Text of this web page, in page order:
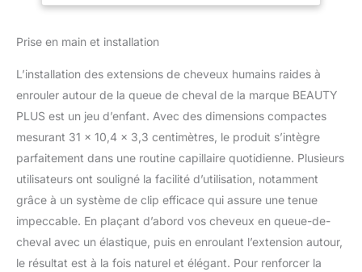
jusqu'à 12 mois ou plus
lissés, bouclés comme
vos propres cheveux
Épaisseur bien conçue,
de haut en bas, fabriqué
avec des cheveux
humains Remy de qualité
supérieure Il est
recommandé de prendre
fois par semaine ou une
quinzaine de jours car il
n'y a pas de nutrition
Prise en main et installation
L’installation des extensions de cheveux humains raides à
enrouler autour de la queue de cheval de la marque BEAUTY
PLUS est un jeu d’enfant. Avec des dimensions compactes
mesurant 31 x 10,4 x 3,3 centimètres, le produit s’intègre
parfaitement dans une routine capillaire quotidienne. Plusieurs
utilisateurs ont souligné la facilité d’utilisation, notamment
grâce à un système de clip efficace qui assure une tenue
impeccable. En plaçant d’abord vos cheveux en queue-de-
cheval avec un élastique, puis en enroulant l’extension autour,
le résultat est à la fois naturel et élégant. Pour renforcer la